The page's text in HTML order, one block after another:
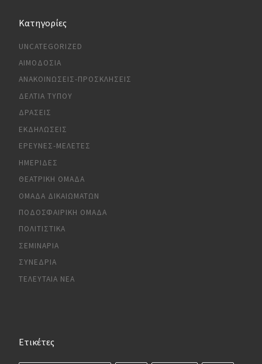
Kατηγορίες
UNCATEGORIZED
ΑΙΜΟΔΟΣΊΑ
ΑΝΑΚΟΙΝΏΣΕΙΣ-ΠΡΟΣΚΛΉΣΕΙΣ
ΔΕΛΤΊΑ ΤΎΠΟΥ
ΔΡΆΣΕΙΣ
ΕΚΔΗΛΏΣΕΙΣ
ΈΡΕΥΝΕΣ-ΜΕΛΈΤΕΣ
ΗΜΕΡΊΔΕΣ
ΘΕΑΤΡΙΚΉ ΟΜΆΔΑ
ΟΜΆΔΑ ΔΙΚΑΙΩΜΆΤΩΝ
ΠΟΔΟΣΦΑΙΡΙΚΉ ΟΜΆΔΑ
ΠΟΛΙΤΙΣΤΙΚΆ
ΣΕΜΙΝΆΡΙΑ
ΣΥΝΈΔΡΙΑ
ΤΕΛΕΥΤΑΊΑ ΝΈΑ
Ετικέτες